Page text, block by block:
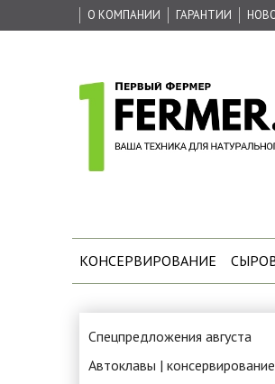
О КОМПАНИИ ГАРАНТИИ
КОНСЕРВИРОВАНИЕ
Спецпредложения августа
Автоклавы | консервирование